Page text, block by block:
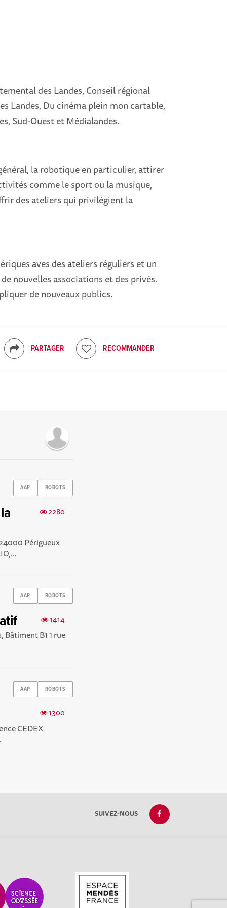
des Landes, Conseil régional
Landes, Du cinéma plein mon cartable,
Sud-Ouest et Médialandes.
la robotique en particulier, attirer
comme le sport ou la musique,
des ateliers qui privilégient la
aves des ateliers réguliers et un
nouvelles associations et des privés.
de nouveaux publics.
PARTAGER RECOMMANDER
AAP ROBOTS
2280
Périgueux
AAP ROBOTS
1414
Bâtiment B1 1 rue
AAP ROBOTS
1300
CEDEX
SUIVEZ-NOUS